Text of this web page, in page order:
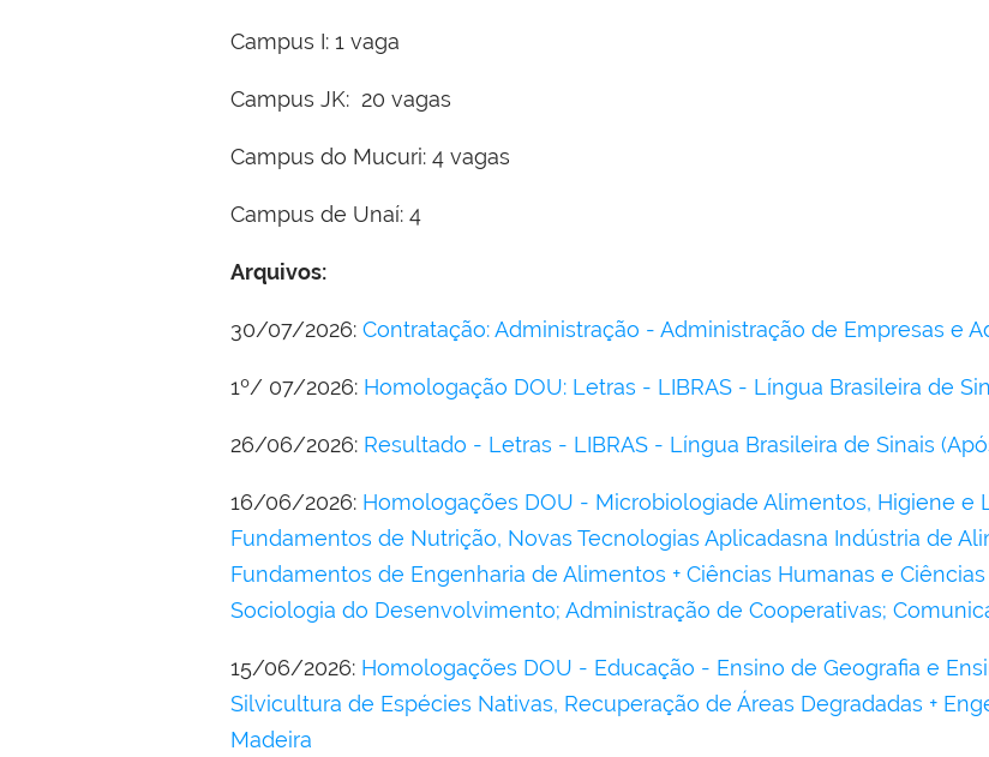
Campus I: 1 vaga
Campus JK: 20 vagas
Campus do Mucuri: 4 vagas
Campus de Unaí: 4
Arquivos:
30/07/2026: Contratação: Administração - Administração de Empresas e
1º/ 07/2026: Homologação DOU: Letras - LIBRAS - Língua Brasileira de
26/06/2026: Resultado - Letras - LIBRAS - Língua Brasileira de Sinais
16/06/2026: Homologações DOU - Microbiologiade Alimentos, Higiene e
Fundamentos de Nutrição, Novas Tecnologias Aplicadasna Indústria de
Fundamentos de Engenharia de Alimentos + Ciências Humanas e
Sociologia do Desenvolvimento; Administração de Cooperativas;
15/06/2026: Homologações DOU - Educação - Ensino de Geografia e
Silvicultura de Espécies Nativas, Recuperação de Áreas Degradadas +
Madeira